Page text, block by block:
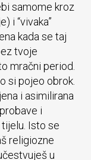
samome kroz
i “vivaka”
kada se taj
tvoje
mračni period.
si pojeo obrok.
i asimilirana
i
Isto se
religiozne
u